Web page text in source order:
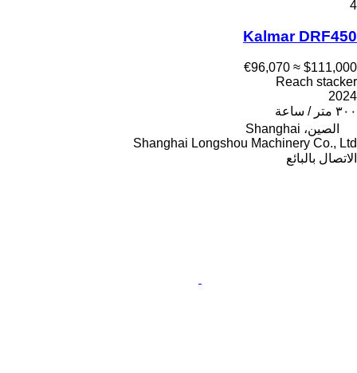
4
Kalmar DRF450
$111,000
≈ €96,070
Reach stacker
2024
٣٠٠ متر / ساعة
الصين، Shanghai
Shanghai Longshou Machinery Co., Ltd
الاتصال بالبائع